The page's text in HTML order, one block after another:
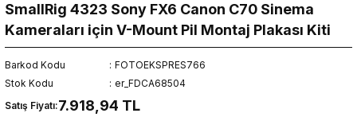
SmallRig 4323 Sony FX6 Canon C70 Sinema
Kameraları için V-Mount Pil Montaj Plakası Kiti
Barkod Kodu
FOTOEKSPRES766
Stok Kodu
er_FDCA68504
Satış Fiyatı:7.918,94 TL